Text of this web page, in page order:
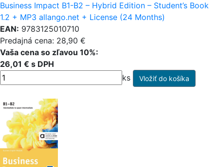
Business Impact B1-B2 – Hybrid Edition – Student’s Book
1.2 + MP3 allango.net + License (24 Months)
EAN: 9783125010710
Predajná cena: 28,90 €
Vaša cena so zľavou 10%:
26,01 € s DPH
ks